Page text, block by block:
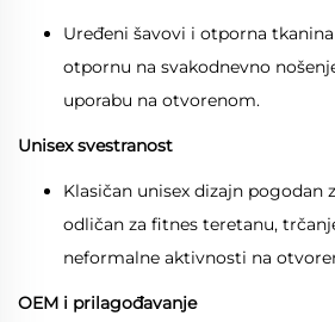
Uređeni šavovi i otporna
otpornu na svakodnevno
uporabu na otvorenom.
Unisex svestranost
Klasičan unisex dizajn pogodan
odličan za fitnes teretanu,
neformalne aktivnosti na
OEM i prilagođavanje